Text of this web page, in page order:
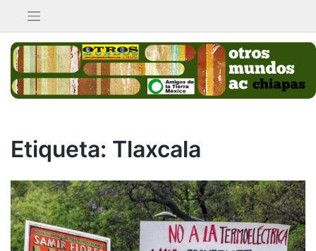
contenido
Etiqueta: Tlaxcala